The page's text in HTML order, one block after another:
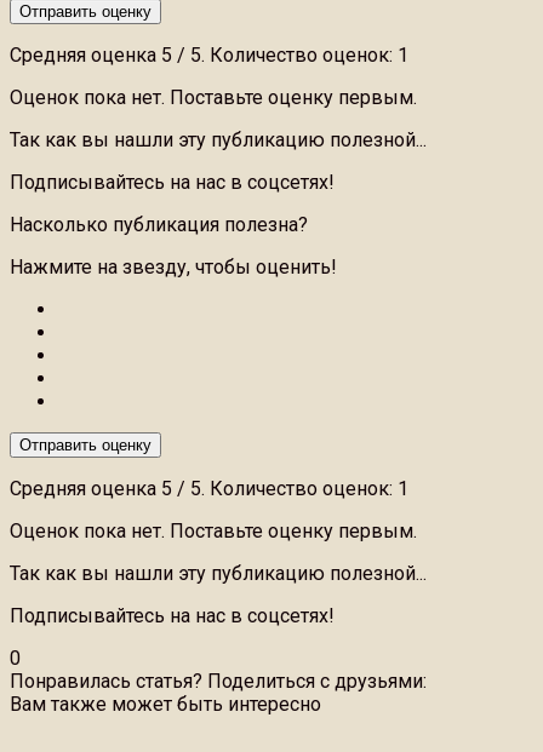
Отправить оценку
Средняя оценка 5 / 5. Количество оценок: 1
Оценок пока нет. Поставьте оценку первым.
Так как вы нашли эту публикацию полезной...
Подписывайтесь на нас в соцсетях!
Насколько публикация полезна?
Нажмите на звезду, чтобы оценить!
Отправить оценку
Средняя оценка 5 / 5. Количество оценок: 1
Оценок пока нет. Поставьте оценку первым.
Так как вы нашли эту публикацию полезной...
Подписывайтесь на нас в соцсетях!
0
Понравилась статья? Поделиться с друзьями:
Вам также может быть интересно